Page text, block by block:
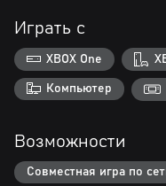
шлем, уменьшающий урон
высоких зданий, с
вызов гравитации,
удар током — выбирайте
Новые типы заданий,
возвращаться в игру снова и
Играть с
XBOX One
Компьютер
Возможности
Совместная игра по